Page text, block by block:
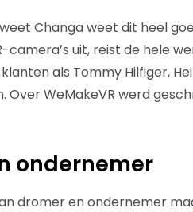
Changa weet dit heel
camera’s uit, reist de hele
als Tommy Hilfiger,
WeMakeVR werd
ondernemer
dromer en ondernemer